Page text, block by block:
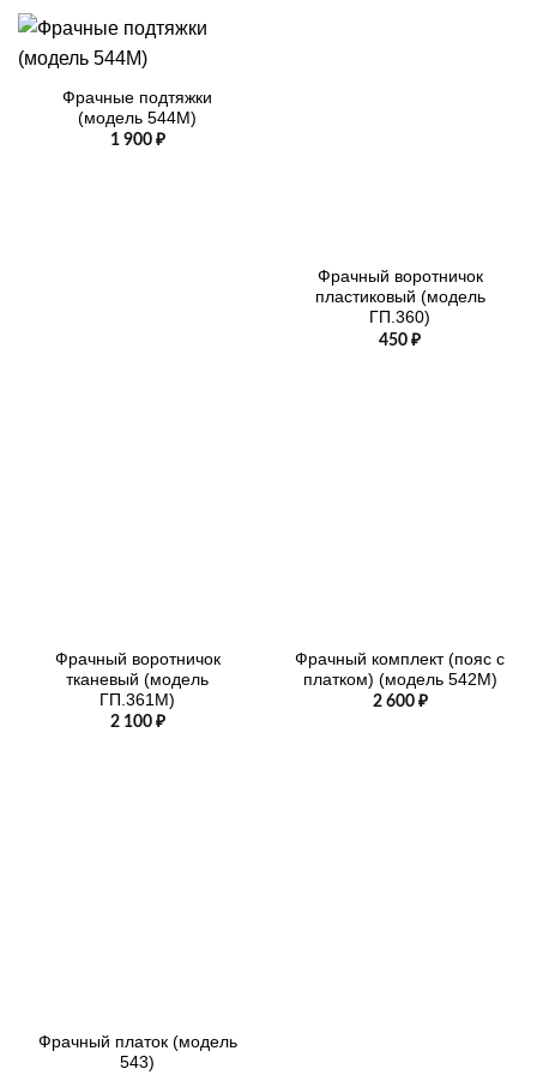
Фрачные подтяжки
(модель 544М)
1 900 ₽
Фрачный воротничок
пластиковый (модель
ГП.360)
450 ₽
Фрачный воротничок
тканевый (модель
ГП.361М)
2 100 ₽
Фрачный комплект (пояс с
платком) (модель 542М)
2 600 ₽
Фрачный платок (модель
543)